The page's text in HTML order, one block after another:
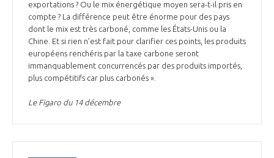
exportations ? Ou le mix énergétique moyen sera-t-il pris en
compte ? La différence peut être énorme pour des pays
dont le mix est très carboné, comme les États-Unis ou la
Chine. Et si rien n’est fait pour clarifier ces points, les produits
européens renchéris par la taxe carbone seront
immanquablement concurrencés par des produits importés,
plus compétitifs car plus carbonés ».
Le Figaro du 14 décembre